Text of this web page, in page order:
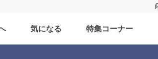
気になる 特集コーナー